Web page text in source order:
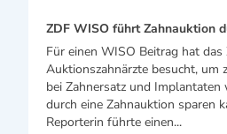
ZDF WISO führt Zahnauktion
Für einen WISO Beitrag hat das
Auktionszahnärzte besucht, um
bei Zahnersatz und
durch eine Zahnauktion sparen
Reporterin führte einen...